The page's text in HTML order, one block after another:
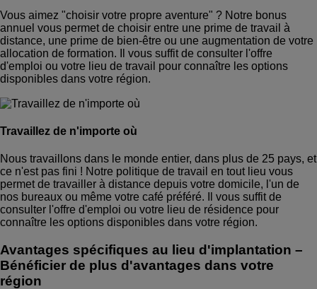
Vous aimez "choisir votre propre aventure" ? Notre bonus
annuel vous permet de choisir entre une prime de travail à
distance, une prime de bien-être ou une augmentation de votre
allocation de formation. Il vous suffit de consulter l'offre
d'emploi ou votre lieu de travail pour connaître les options
disponibles dans votre région.
Travaillez de n'importe où
Nous travaillons dans le monde entier, dans plus de 25 pays, et
ce n'est pas fini ! Notre politique de travail en tout lieu vous
permet de travailler à distance depuis votre domicile, l'un de
nos bureaux ou même votre café préféré. Il vous suffit de
consulter l'offre d'emploi ou votre lieu de résidence pour
connaître les options disponibles dans votre région.
Avantages spécifiques au lieu d'implantation –
Bénéficier de plus d'avantages dans votre
région